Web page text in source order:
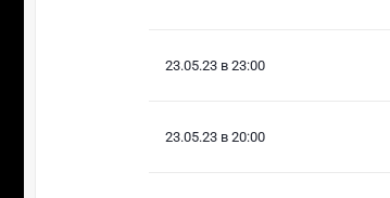
23.05.23 в 23:00
23.05.23 в 20:00